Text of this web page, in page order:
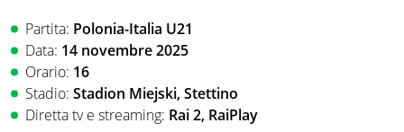
Partita: Polonia-Italia U21
Data: 14 novembre 2025
Orario: 16
Stadio: Stadion Miejski, Stettino
Diretta tv e streaming: Rai 2, RaiPlay